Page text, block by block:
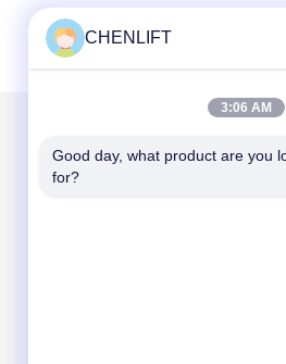
Написать нам
CHENLIFT
3:06 AM
Good day, what product are you
for?